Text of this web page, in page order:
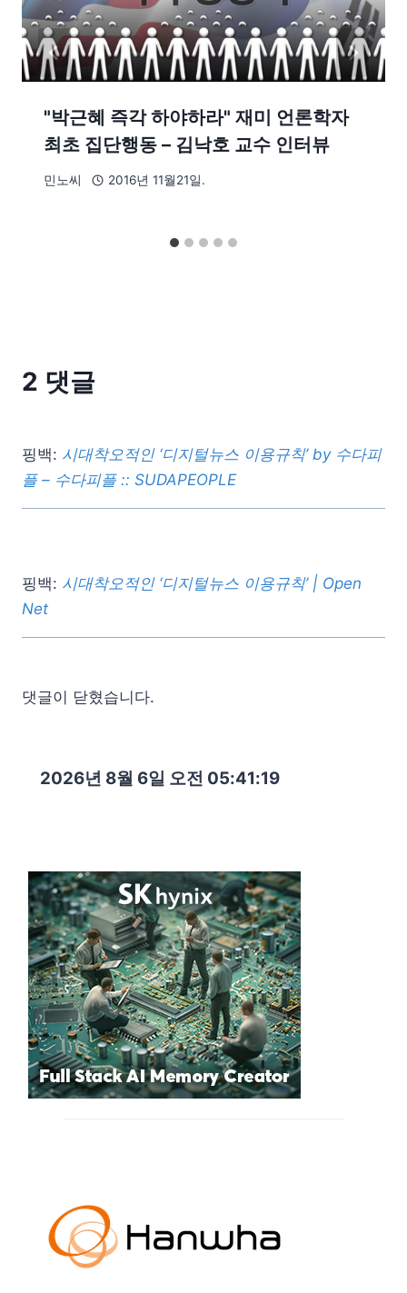
"박근혜 즉각 하야하라" 재미 언론학자
최초 집단행동 – 김낙호 교수 인터뷰
민노씨 2016년 11월21일.
2 댓글
핑백: 시대착오적인 ‘디지털뉴스 이용규칙’ by 수다피
플 – 수다피플 :: SUDAPEOPLE
핑백: 시대착오적인 ‘디지털뉴스 이용규칙’ | Open
Net
댓글이 닫혔습니다.
2026년 8월 6일 오전 05:41:21